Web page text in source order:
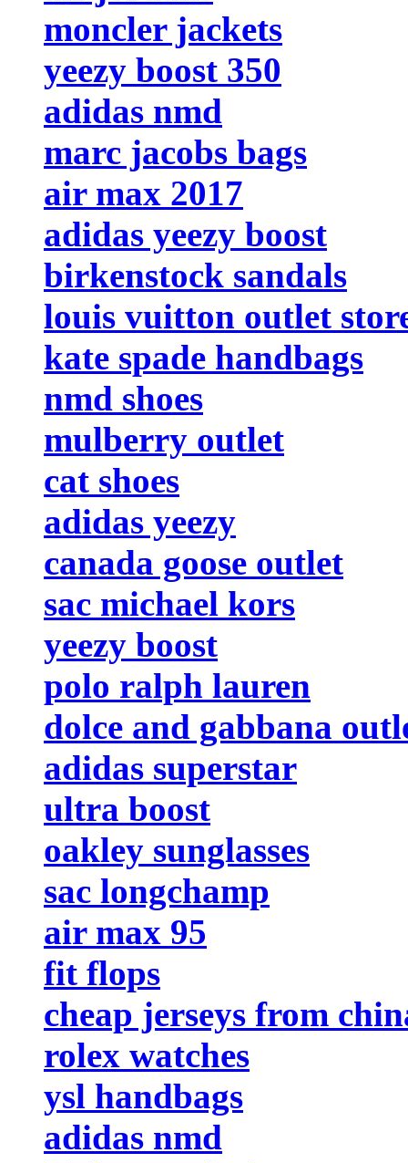
moncler jackets
yeezy boost 350
adidas nmd
marc jacobs bags
air max 2017
adidas yeezy boost
birkenstock sandals
louis vuitton outlet
kate spade handbags
nmd shoes
mulberry outlet
cat shoes
adidas yeezy
canada goose outlet
sac michael kors
yeezy boost
polo ralph lauren
dolce and gabbana
adidas superstar
ultra boost
oakley sunglasses
sac longchamp
air max 95
fit flops
cheap jerseys from
rolex watches
ysl handbags
adidas nmd